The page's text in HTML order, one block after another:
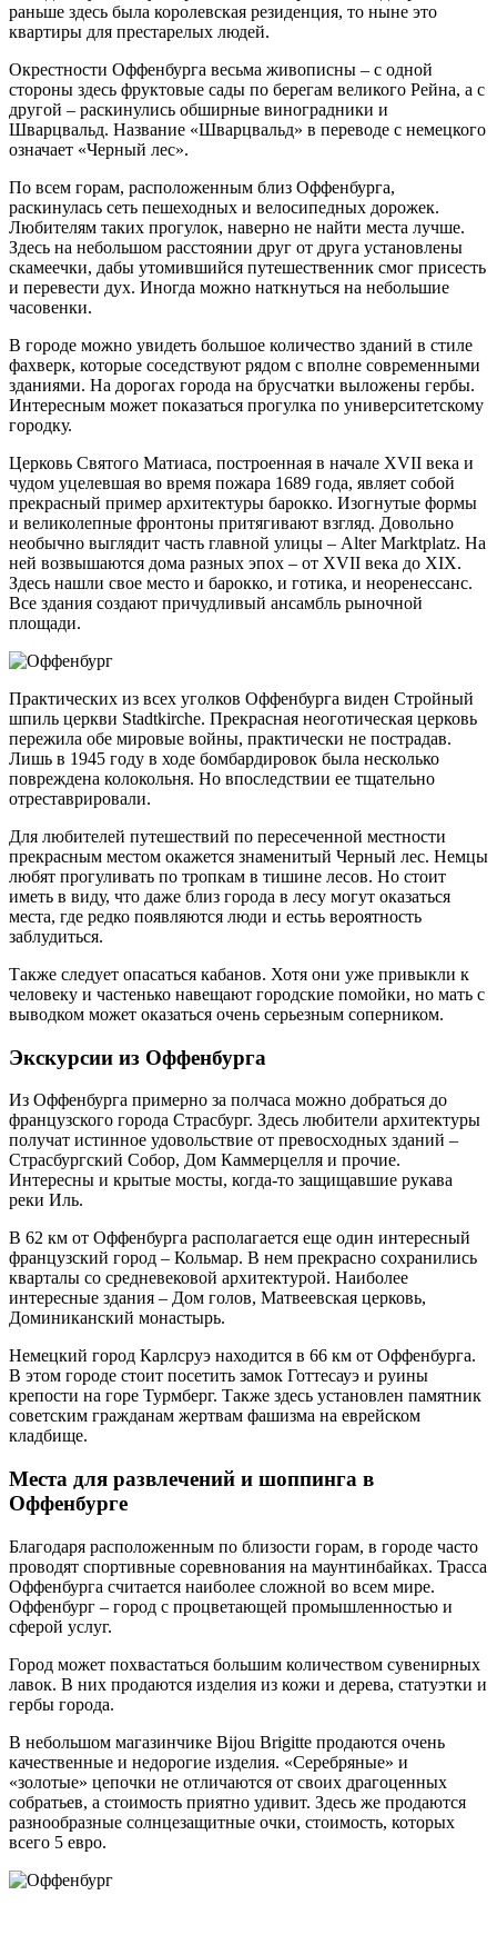
раньше здесь была королевская резиденция, то ныне это
квартиры для престарелых людей.
Окрестности Оффенбурга весьма живописны – с одной
стороны здесь фруктовые сады по берегам великого Рейна, а с
другой – раскинулись обширные виноградники и
Шварцвальд. Название «Шварцвальд» в переводе с немецкого
означает «Черный лес».
По всем горам, расположенным близ Оффенбурга,
раскинулась сеть пешеходных и велосипедных дорожек.
Любителям таких прогулок, наверно не найти места лучше.
Здесь на небольшом расстоянии друг от друга установлены
скамеечки, дабы утомившийся путешественник смог присесть
и перевести дух. Иногда можно наткнуться на небольшие
часовенки.
В городе можно увидеть большое количество зданий в стиле
фахверк, которые соседствуют рядом с вполне современными
зданиями. На дорогах города на брусчатки выложены гербы.
Интересным может показаться прогулка по университетскому
городку.
Церковь Святого Матиаса, построенная в начале XVII века и
чудом уцелевшая во время пожара 1689 года, являет собой
прекрасный пример архитектуры барокко. Изогнутые формы
и великолепные фронтоны притягивают взгляд. Довольно
необычно выглядит часть главной улицы – Alter Marktplatz. На
ней возвышаются дома разных эпох – от XVII века до XIX.
Здесь нашли свое место и барокко, и готика, и неоренессанс.
Все здания создают причудливый ансамбль рыночной
площади.
Практических из всех уголков Оффенбурга виден Стройный
шпиль церкви Stadtkirche. Прекрасная неоготическая церковь
пережила обе мировые войны, практически не пострадав.
Лишь в 1945 году в ходе бомбардировок была несколько
повреждена колокольня. Но впоследствии ее тщательно
отреставрировали.
Для любителей путешествий по пересеченной местности
прекрасным местом окажется знаменитый Черный лес. Немцы
любят прогуливать по тропкам в тишине лесов. Но стоит
иметь в виду, что даже близ города в лесу могут оказаться
места, где редко появляются люди и естьь вероятность
заблудиться.
Также следует опасаться кабанов. Хотя они уже привыкли к
человеку и частенько навещают городские помойки, но мать с
выводком может оказаться очень серьезным соперником.
Экскурсии из Оффенбурга
Из Оффенбурга примерно за полчаса можно добраться до
французского города Страсбург. Здесь любители архитектуры
получат истинное удовольствие от превосходных зданий –
Страсбургский Собор, Дом Каммерцелля и прочие.
Интересны и крытые мосты, когда-то защищавшие рукава
реки Иль.
В 62 км от Оффенбурга располагается еще один интересный
французский город – Кольмар. В нем прекрасно сохранились
кварталы со средневековой архитектурой. Наиболее
интересные здания – Дом голов, Матвеевская церковь,
Доминиканский монастырь.
Немецкий город Карлсруэ находится в 66 км от Оффенбурга.
В этом городе стоит посетить замок Готтесауэ и руины
крепости на горе Турмберг. Также здесь установлен памятник
советским гражданам жертвам фашизма на еврейском
кладбище.
Места для развлечений и шоппинга в
Оффенбурге
Благодаря расположенным по близости горам, в городе часто
проводят спортивные соревнования на маунтинбайках. Трасса
Оффенбурга считается наиболее сложной во всем мире.
Оффенбург – город с процветающей промышленностью и
сферой услуг.
Город может похвастаться большим количеством сувенирных
лавок. В них продаются изделия из кожи и дерева, статуэтки и
гербы города.
В небольшом магазинчике Bijou Brigitte продаются очень
качественные и недорогие изделия. «Серебряные» и
«золотые» цепочки не отличаются от своих драгоценных
собратьев, а стоимость приятно удивит. Здесь же продаются
разнообразные солнцезащитные очки, стоимость, которых
всего 5 евро.